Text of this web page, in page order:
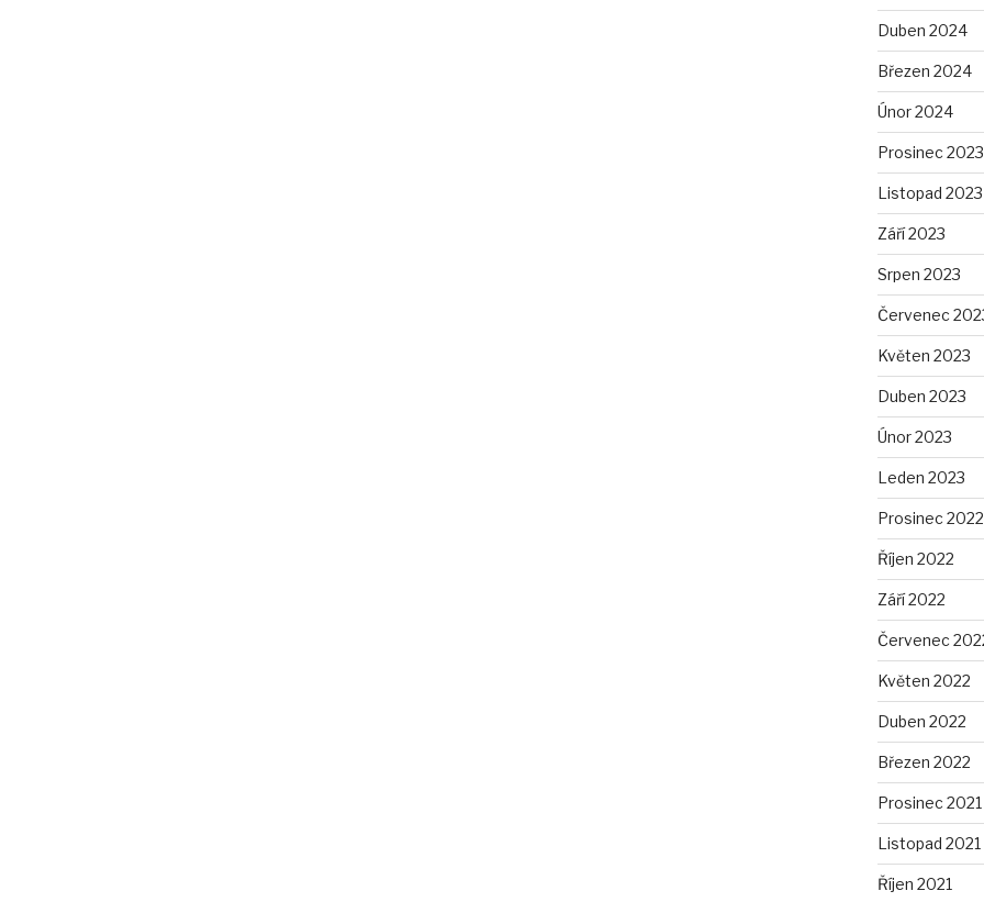
Duben 2024
Březen 2024
Únor 2024
Prosinec 2023
Listopad 2023
Září 2023
Srpen 2023
Červenec
Květen 2023
Duben 2023
Únor 2023
Leden 2023
Prosinec 2022
Říjen 2022
Září 2022
Červenec
Květen 2022
Duben 2022
Březen 2022
Prosinec 2021
Listopad 2021
Říjen 2021